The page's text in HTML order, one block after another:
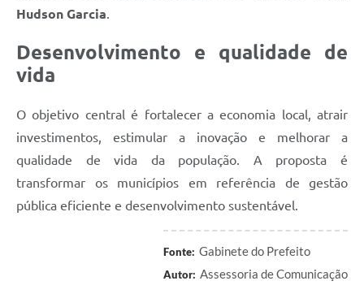
Hudson Garcia.
Desenvolvimento e qualidade de
vida
O objetivo central é fortalecer a economia local, atrair
investimentos, estimular a inovação e melhorar a
qualidade de vida da população. A proposta é
transformar os municípios em referência de gestão
pública eficiente e desenvolvimento sustentável.
Fonte: Gabinete do Prefeito
Autor: Assessoria de Comunicação